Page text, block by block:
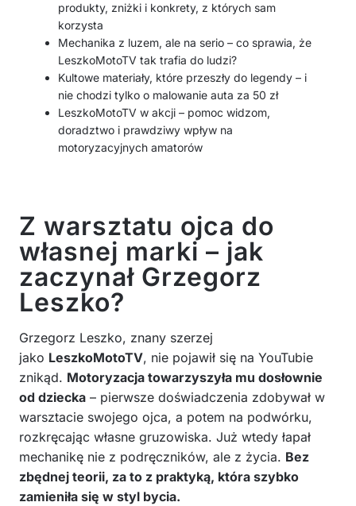
produkty, zniżki i konkrety, z których sam
korzysta
Mechanika z luzem, ale na serio – co sprawia, że
LeszkoMotoTV tak trafia do ludzi?
Kultowe materiały, które przeszły do legendy – i
nie chodzi tylko o malowanie auta za 50 zł
LeszkoMotoTV w akcji – pomoc widzom,
doradztwo i prawdziwy wpływ na
motoryzacyjnych amatorów
Z warsztatu ojca do
własnej marki – jak
zaczynał Grzegorz
Leszko?
Grzegorz Leszko, znany szerzej
jako LeszkoMotoTV, nie pojawił się na YouTubie
znikąd. Motoryzacja towarzyszyła mu dosłownie
od dziecka – pierwsze doświadczenia zdobywał w
warsztacie swojego ojca, a potem na podwórku,
rozkręcając własne gruzowiska. Już wtedy łapał
mechanikę nie z podręczników, ale z życia. Bez
zbędnej teorii, za to z praktyką, która szybko
zamieniła się w styl bycia.